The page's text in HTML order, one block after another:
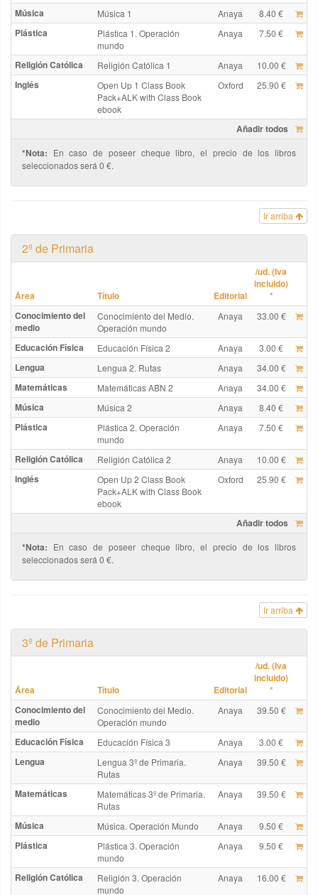
Música Música 1 Anaya 8.40 €
Plástica
Plástica 1. Operación
mundo
Anaya 7.50 €
Religión Católica Religión Católica 1 Anaya 10.00 €
Inglés
Open Up 1 Class Book
Pack+ALK with Class Book
ebook
Oxford 25.90 €
Añadir todos
*Nota: En caso de poseer cheque libro, el precio de los libros
seleccionados será 0 €.
Ir arriba
2º de Primaria
Área Título Editorial
/ud. (Iva
incluido)
*
Conocimiento del
medio
Conocimiento del Medio.
Operación mundo
Anaya 33.00 €
Educación Física Educación Física 2 Anaya 3.00 €
Lengua Lengua 2. Rutas Anaya 34.00 €
Matemáticas Matemáticas ABN 2 Anaya 34.00 €
Música Música 2 Anaya 8.40 €
Plástica
Plástica 2. Operación
mundo
Anaya 7.50 €
Religión Católica Religión Católica 2 Anaya 10.00 €
Inglés
Open Up 2 Class Book
Pack+ALK with Class Book
ebook
Oxford 25.90 €
Añadir todos
*Nota: En caso de poseer cheque libro, el precio de los libros
seleccionados será 0 €.
Ir arriba
3º de Primaria
Área Título Editorial
/ud. (Iva
incluido)
*
Conocimiento del
medio
Conocimiento del Medio.
Operación mundo
Anaya 39.50 €
Educación Física Educación Física 3 Anaya 3.00 €
Lengua
Lengua 3º de Primaria.
Rutas
Anaya 39.50 €
Matemáticas
Matemáticas 3º de Primaria.
Rutas
Anaya 39.50 €
Música Música. Operación Mundo Anaya 9.50 €
Plástica
Plástica 3. Operación
mundo
Anaya 9.50 €
Religión Católica
Religión 3. Operación
mundo
Anaya 16.00 €